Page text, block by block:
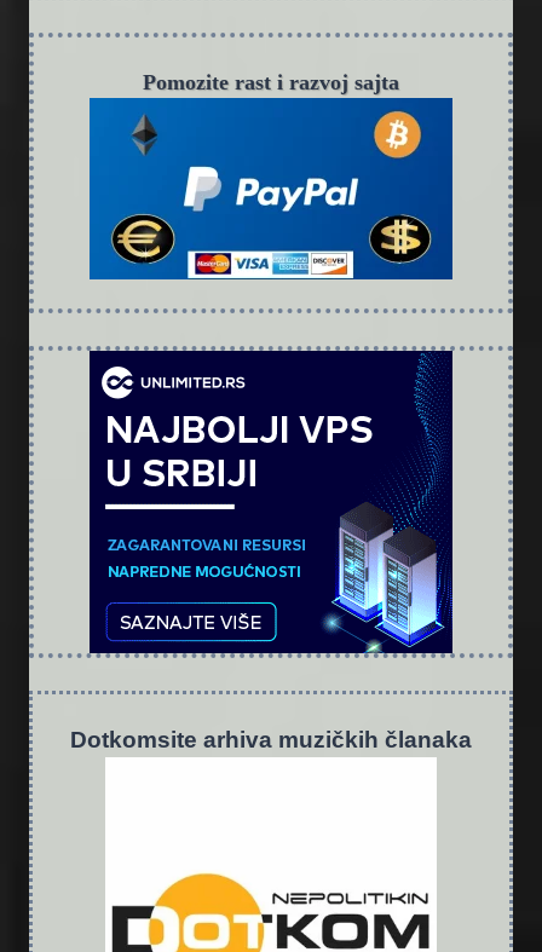
Pomozite rast i razvoj sajta
Dotkomsite arhiva muzičkih članaka